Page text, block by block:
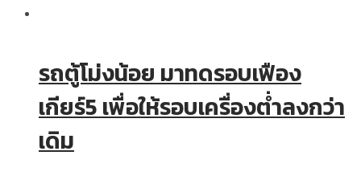
รถตู้โม่งน้อย มาทดรอบเฟือง
เกียร์5 เพื่อให้รอบเครื่องต่ำลงกว่า
เดิม